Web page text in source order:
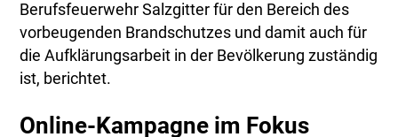
Berufsfeuerwehr Salzgitter für den Bereich des
vorbeugenden Brandschutzes und damit auch für
die Aufklärungsarbeit in der Bevölkerung zuständig
ist, berichtet.
Online-Kampagne im Fokus